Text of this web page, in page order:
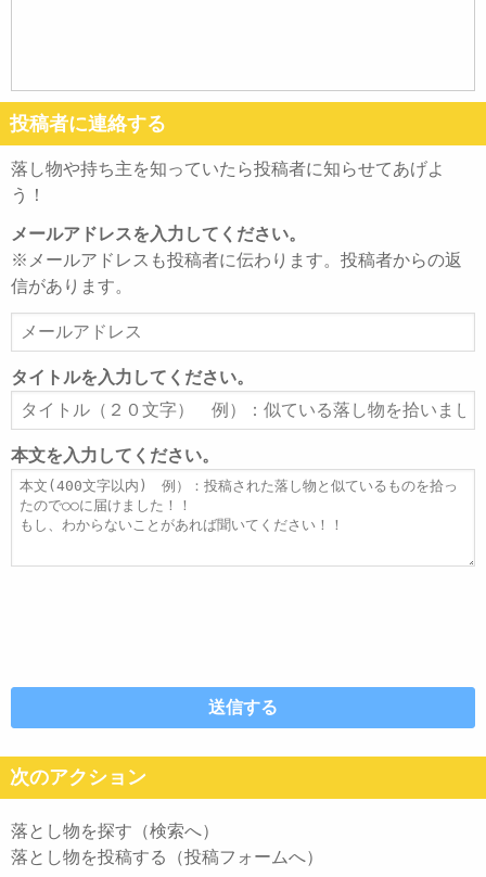
投稿者に連絡する
落し物や持ち主を知っていたら投稿者に知らせてあげよ
う！
メールアドレスを入力してください。
※メールアドレスも投稿者に伝わります。投稿者からの返
信があります。
ー
ル
ア
ド
レ
ス
タイトルを入力してください。
タ
イ
ト
ル
本文を入力してください。
本
文
次のアクション
落とし物を探す（検索へ）
落とし物を投稿する（投稿フォームへ）